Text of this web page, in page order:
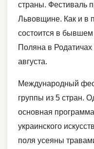
страны. Фестиваль
Львовщине. Как и в
состоится в бывшем
Поляна в
августа.
Международный
группы из 5 стран.
основная
украинского
поля усеяны